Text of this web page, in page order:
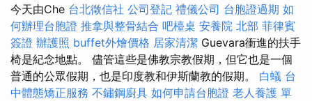
今天由Che 台北徵信社 公司登記 禮儀公司 台胞證過期 如
何辦理台胞證 推拿與整骨結合 吧檯桌 安養院 北部 菲律賓
簽證 辦護照 buffet外燴價格 居家清潔 Guevara衝進的扶手
椅是紀念地點。 儘管這些是佛教宗教假期，但它也是一個
普通的公眾假期，也是印度教和伊斯蘭教的假期。 白蟻 台
中體態矯正服務 不鏽鋼廚具 如何申請台胞證 老人養護 單